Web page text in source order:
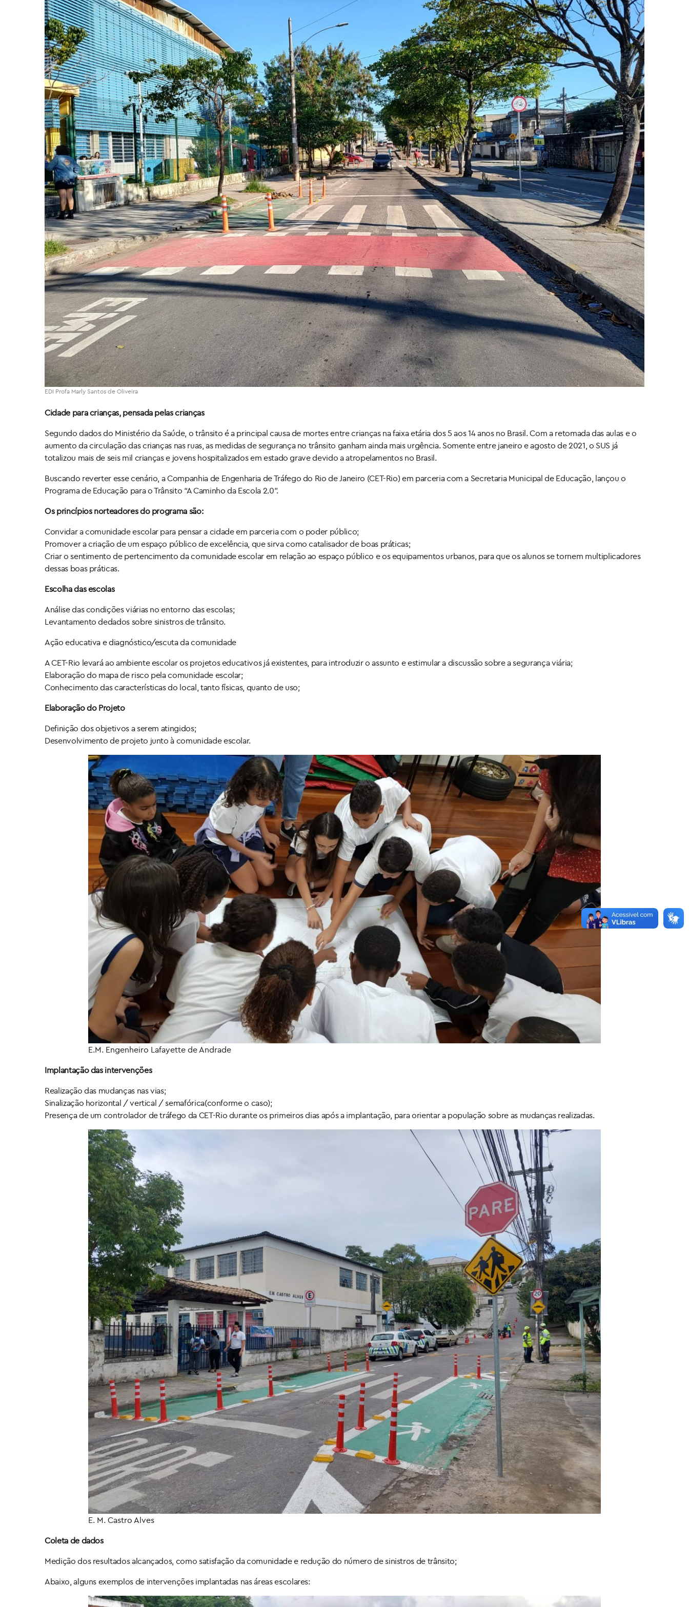
EDI Profa Marly Santos de Oliveira
Cidade para crianças, pensada pelas crianças
Segundo dados do Ministério da Saúde, o trânsito é a principal causa de mortes entre crianças na faixa etária dos 5 aos 14 anos no Brasil. Com a retomada das aulas e o
aumento da circulação das crianças nas ruas, as medidas de segurança no trânsito ganham ainda mais urgência. Somente entre janeiro e agosto de 2021, o SUS já
totalizou mais de seis mil crianças e jovens hospitalizados em estado grave devido a atropelamentos no Brasil.
Buscando reverter esse cenário, a Companhia de Engenharia de Tráfego do Rio de Janeiro (CET-Rio) em parceria com a Secretaria Municipal de Educação, lançou o
Programa de Educação para o Trânsito “A Caminho da Escola 2.0”.
Os princípios norteadores do programa são:
Convidar a comunidade escolar para pensar a cidade em parceria com o poder público;
Promover a criação de um espaço público de excelência, que sirva como catalisador de boas práticas;
Criar o sentimento de pertencimento da comunidade escolar em relação ao espaço público e os equipamentos urbanos, para que os alunos se tornem multiplicadores
dessas boas práticas.
Escolha das escolas
Análise das condições viárias no entorno das escolas;
Levantamento dedados sobre sinistros de trânsito.
Ação educativa e diagnóstico/escuta da comunidade
A CET-Rio levará ao ambiente escolar os projetos educativos já existentes, para introduzir o assunto e estimular a discussão sobre a segurança viária;
Elaboração do mapa de risco pela comunidade escolar;
Conhecimento das características do local, tanto físicas, quanto de uso;
Elaboração do Projeto
Definição dos objetivos a serem atingidos;
Desenvolvimento de projeto junto à comunidade escolar.
E.M. Engenheiro Lafayette de Andrade
Implantação das intervenções
Realização das mudanças nas vias;
Sinalização horizontal / vertical / semafórica(conforme o caso);
Presença de um controlador de tráfego da CET-Rio durante os primeiros dias após a implantação, para orientar a população sobre as mudanças realizadas.
E. M. Castro Alves
Coleta de dados
Medição dos resultados alcançados, como satisfação da comunidade e redução do número de sinistros de trânsito;
Abaixo, alguns exemplos de intervenções implantadas nas áreas escolares: